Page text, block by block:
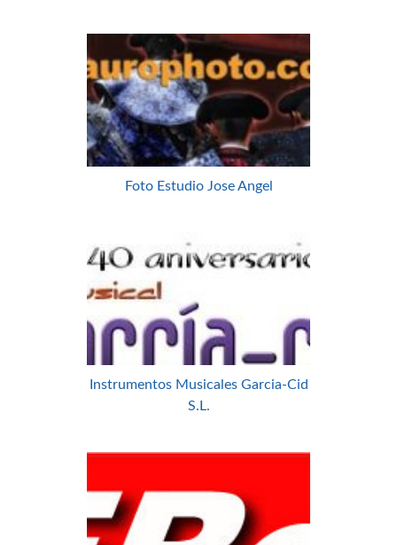
Foto Estudio Jose Angel
Instrumentos Musicales Garcia-Cid
S.L.